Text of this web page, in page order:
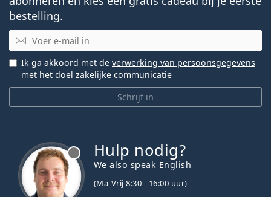
bestelling.
E-mail
Schrijf in
Ik ga akkoord met de verwerking van persoonsgegevens
met het doel zakelijke communicatie
Hulp nodig?
We also speak English
(Ma-Vrij 8:30 - 16:00 uur)